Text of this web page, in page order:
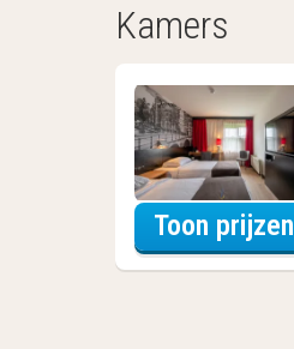
Kamers
Toon prijzen